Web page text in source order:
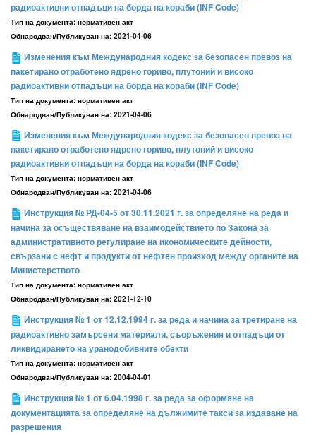
радиоактивни отпадъци на борда на кораби (INF Code)
Тип на документа: нормативен акт
Обнародван/Публикуван на: 2021-04-06
Изменения към Международния кодекс за безопасен превоз на
пакетирано отработено ядрено гориво, плутоний и високо
радиоактивни отпадъци на борда на кораби (INF Code)
Тип на документа: нормативен акт
Обнародван/Публикуван на: 2021-04-06
Изменения към Международния кодекс за безопасен превоз на
пакетирано отработено ядрено гориво, плутоний и високо
радиоактивни отпадъци на борда на кораби (INF Code)
Тип на документа: нормативен акт
Обнародван/Публикуван на: 2021-04-06
Инструкция № РД-04-5 от 30.11.2021 г. за определяне на реда и
начина за осъществяване на взаимодействието по Закона за
административното регулиране на икономическите дейности,
свързани с нефт и продукти от нефтен произход между органите на
Министерството
Тип на документа: нормативен акт
Обнародван/Публикуван на: 2021-12-10
Инструкция № 1 от 12.12.1994 г. за реда и начина за третиране на
радиоактивно замърсени материали, съоръжения и отпадъци от
ликвидирането на уранодобивните обекти
Тип на документа: нормативен акт
Обнародван/Публикуван на: 2004-04-01
Инструкция № 1 от 6.04.1998 г. за реда за оформяне на
документацията за определяне на дължимите такси за издаване на
разрешения